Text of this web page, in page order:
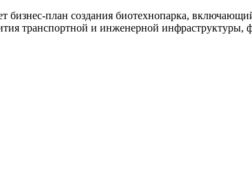
бизнес-план создания биотехнопарка,
транспортной и инженерной инфраструктуры,